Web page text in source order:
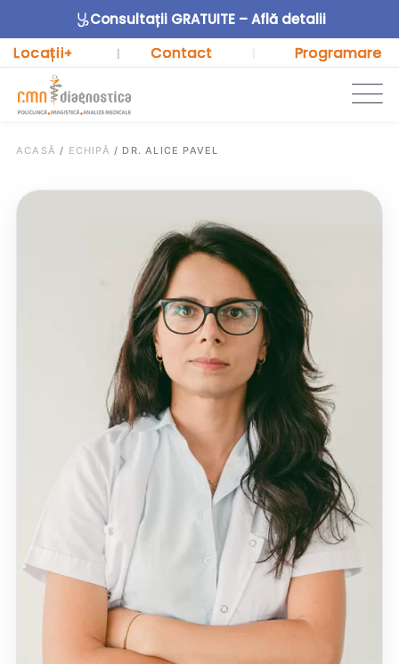
Consultații GRATUITE – Află detalii
Locații+ | Contact Programare
ACASĂ / ECHIPĂ / DR. ALICE PAVEL